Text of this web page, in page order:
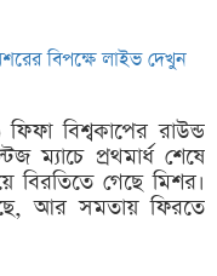
বিপক্ষে লাইভ দেখুন
বিশ্বকাপের রাউন্ড
ম্যাচে প্রথমার্ধ শেষে
গেছে মিশর।
আর সমতায় ফিরতে